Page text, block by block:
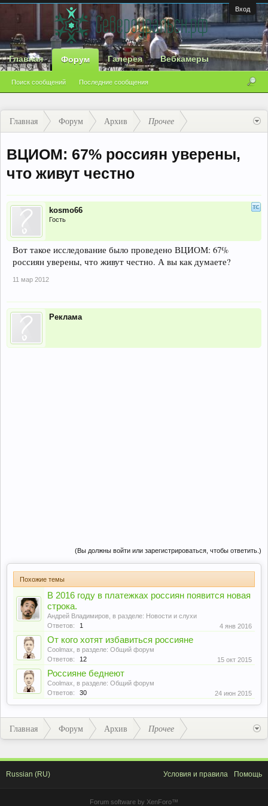
Вход
Главная Форум
Поиск сообщений Последние сообщения
Галерея Вебкамеры
Главная Форум Архив Прочее
ВЦИОМ: 67% россиян уверены,
что живут честно
kosmo66
Гость
Вот такое исследование было проведено ВЦИОМ: 67%
россиян уверены, что живут честно. А вы как думаете?
11 мар 2012
Реклама
(Вы должны войти или зарегистрироваться, чтобы ответить.)
Похожие темы
В 2016 году в платежках россиян появится новая
строка.
Андрей Владимиров , в разделе: Новости и слухи
Ответов:
1 4 янв 2016
От кого хотят избавиться россияне
Coolmax , в разделе: Общий форум
Ответов:
12 15 окт 2015
Россияне беднеют
Coolmax , в разделе: Общий форум
Ответов:
30 24 июн 2015
Главная Форум Архив Прочее
Russian (RU) Условия и правила Помощь
Forum software by XenForo™